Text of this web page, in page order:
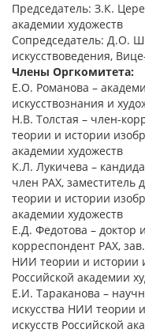
Председатель: З.К.
академии художеств
Сопредседатель: Д.О.
искусствоведения,
Члены Оргкомитета:
Е.О. Романова –
искусствознания и
Н.В. Толстая – член-
теории и истории
академии художеств
К.Л. Лукичева –
член РАХ, заместитель
теории и истории
академии художеств
Е.Д. Федотова – доктор
корреспондент РАХ,
НИИ теории и истории
Российской академии
Е.И. Тараканова –
искусства НИИ теории
искусств Российской